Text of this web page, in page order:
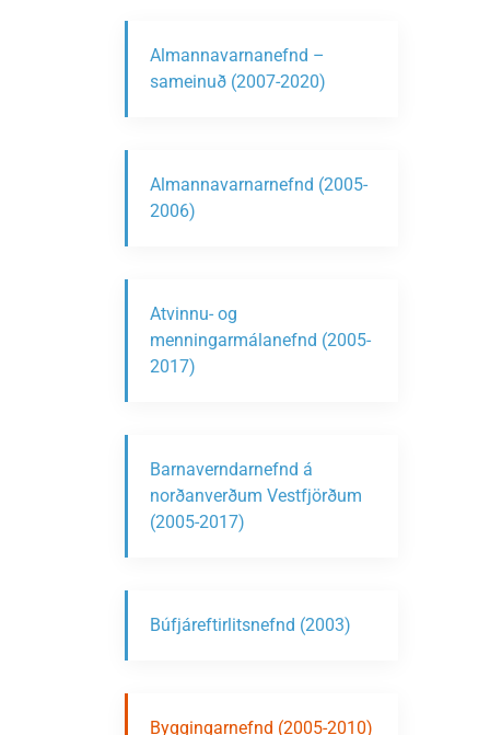
Almannavarnanefnd –
sameinuð (2007-2020)
Almannavarnarnefnd (2005-
2006)
Atvinnu- og
menningarmálanefnd (2005-
2017)
Barnaverndarnefnd á
norðanverðum Vestfjörðum
(2005-2017)
Búfjáreftirlitsnefnd (2003)
Byggingarnefnd (2005-2010)